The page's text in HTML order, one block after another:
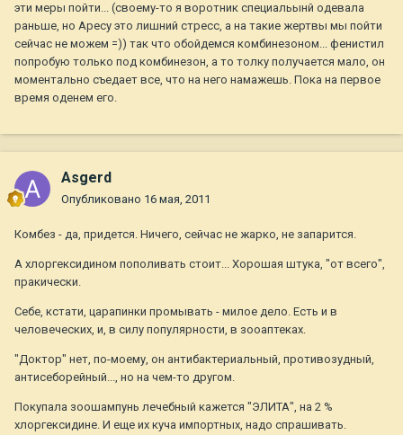
эти меры пойти... (своему-то я воротник специальынй одевала
раньше, но Аресу это лишний стресс, а на такие жертвы мы пойти
сейчас не можем =)) так что обойдемся комбинезоном... фенистил
попробую только под комбинезон, а то толку получается мало, он
моментально съедает все, что на него намажешь. Пока на первое
время оденем его.
Asgerd
Опубликовано 16 мая, 2011
Комбез - да, придется. Ничего, сейчас не жарко, не запарится.
А хлоргексидином пополивать стоит... Хорошая штука, "от всего",
пракически.
Себе, кстати, царапинки промывать - милое дело. Есть и в
человеческих, и, в силу популярности, в зооаптеках.
"Доктор" нет, по-моему, он антибактериальный, противозудный,
антисеборейный..., но на чем-то другом.
Покупала зоошампунь лечебный кажется "ЭЛИТА", на 2 %
хлоргексидине. И еще их куча импортных, надо спрашивать.